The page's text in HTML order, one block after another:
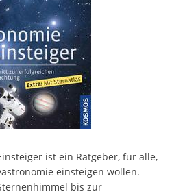
ist ein Ratgeber, für alle,
einsteigen wollen.
bis zur